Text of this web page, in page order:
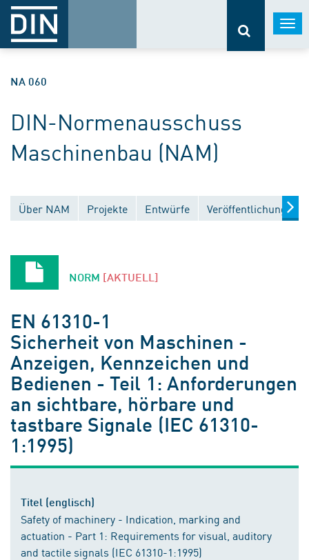
NA 060
DIN-Normenausschuss
Maschinenbau (NAM)
Über NAM Projekte Entwürfe Veröffentlichungen
NORM [AKTUELL]
EN 61310-1
Sicherheit von Maschinen -
Anzeigen, Kennzeichen und
Bedienen - Teil 1: Anforderungen
an sichtbare, hörbare und
tastbare Signale (IEC 61310-
1:1995)
Titel (englisch)
Safety of machinery - Indication, marking and
actuation - Part 1: Requirements for visual, auditory
and tactile signals (IEC 61310-1:1995)